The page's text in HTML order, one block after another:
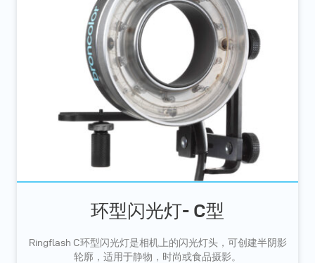
环型闪光灯- C型
Ringflash C环型闪光灯是相机上的闪光灯头，可创建半阴影
轮廓，适用于静物，时尚或食品摄影。